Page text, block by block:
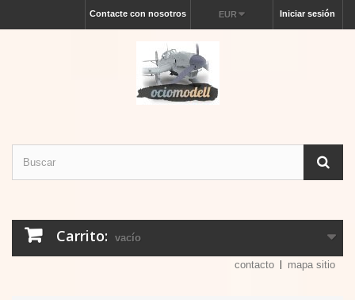
Iniciar sesión
EUR
Contacte con nosotros
Carrito: vacío
contacto mapa sitio